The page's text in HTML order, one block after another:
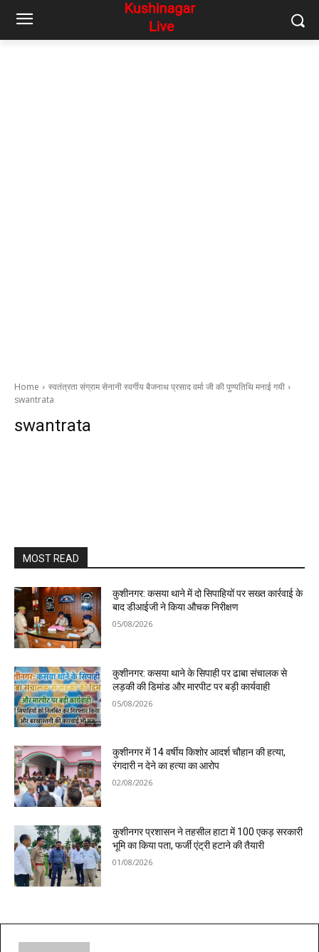
Home
स्वतंत्रता संग्राम सेनानी स्वर्गीय बैजनाथ प्रसाद वर्मा जी की पुण्यतिथि मनाई गयी
swantrata
swantrata
MOST READ
कुशीनगर: कसया थाने में दो सिपाहियों पर सख्त कार्रवाई के
बाद डीआईजी ने किया औचक निरीक्षण
05/08/2026
कुशीनगर: कसया थाने के सिपाही पर ढाबा संचालक से
लड़की की डिमांड और मारपीट पर बड़ी कार्यवाही
05/08/2026
कुशीनगर में 14 वर्षीय किशोर आदर्श चौहान की हत्या,
रंगदारी न देने का हत्या का आरोप
02/08/2026
कुशीनगर प्रशासन ने तहसील हाटा में 100 एकड़ सरकारी
भूमि का किया पता, फर्जी एंट्री हटाने की तैयारी
01/08/2026